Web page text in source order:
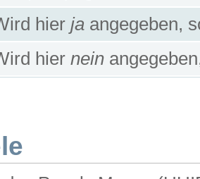
hier ja angegeben,
hier nein